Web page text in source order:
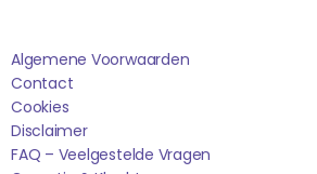
Algemene Voorwaarden
Contact
Cookies
Disclaimer
FAQ – Veelgestelde Vragen